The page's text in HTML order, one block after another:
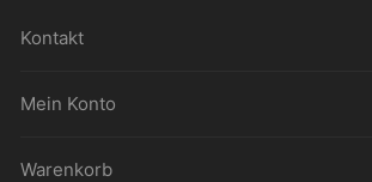
Kontakt
Mein Konto
Warenkorb